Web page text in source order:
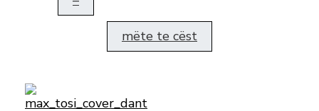
mëte te cëst